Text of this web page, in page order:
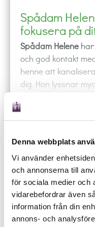
Denna webbplats
Vi använder
och annonserna till
för sociala medier och
vidarebefordrar även
information från din
annons- och
Spådam
fokusera på
Spådam Helene
och god kontakt
henne att
dig. Hon lyssnar
själsmedvetande
viktigast för dig,
hon även tarotkort,
även tidigare liv.
Helene är pigg och
mycket lätt att
duktig i
kan hon se
olika örter.
RING KÖP
Ring någon av våra
besvara dina frågor
arbete eller budskap